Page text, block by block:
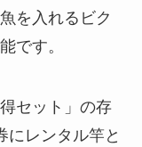
を入れるビク
です。
セット」の存
にレンタル竿と